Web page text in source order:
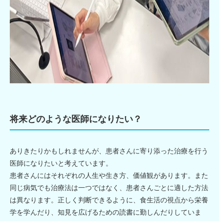
将来どのような医師になりたい？
ありきたりかもしれませんが、患者さんに寄り添った治療を行う
医師になりたいと考えています。
患者さんにはそれぞれの人生や生き方、価値観があります。また
同じ病気でも治療法は一つではなく、患者さんごとに適した方法
は異なります。正しく判断できるように、食生活の視点から栄養
学を学んだり、知見を広げるための読書に勤しんだりしていま